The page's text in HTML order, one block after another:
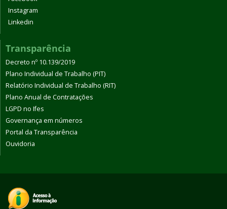
Instagram
Linkedin
Transparência
Decreto nº 10.139/2019
Plano Individual de Trabalho (PIT)
Relatório Individual de Trabalho (RIT)
Plano Anual de Contratações
LGPD no Ifes
Governança em números
Portal da Transparência
Ouvidoria